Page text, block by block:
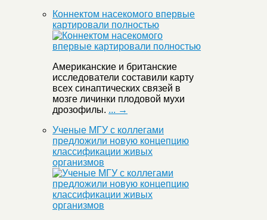
Коннектом насекомого впервые
картировали полностью
Американские и британские
исследователи составили карту
всех синаптических связей в
мозге личинки плодовой мухи
дрозофилы. ... →
Ученые МГУ с коллегами
предложили новую концепцию
классификации живых
организмов